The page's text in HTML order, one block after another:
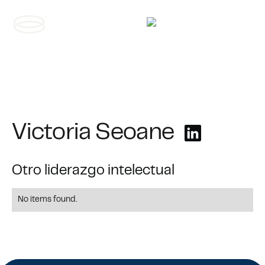
Victoria Seoane
Otro liderazgo intelectual
No items found.